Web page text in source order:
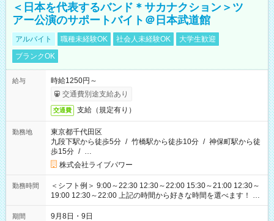
＜日本を代表するバンド＊サカナクション＞ツ
アー公演のサポートバイト＠日本武道館
アルバイト 職種未経験OK 社会人未経験OK
大学生歓迎
ブランクOK
給与
時給1250円～
交通費別途支給あり
交通費 支給（規定有り）
勤務地
東京都千代田区
九段下駅から徒歩5分 / 竹橋駅から徒歩10分 / 神保町駅から徒
歩15分 / …
株式会社ライブパワー
勤務時間
＜シフト例＞ 9:00～22:30 12:30～22:00 15:30～21:00 12:30～
19:00 12:30～22:00 上記の時間から好きな時間を選べます！ ※
時間は変更となる可能性があります
期間 9月8日・9日